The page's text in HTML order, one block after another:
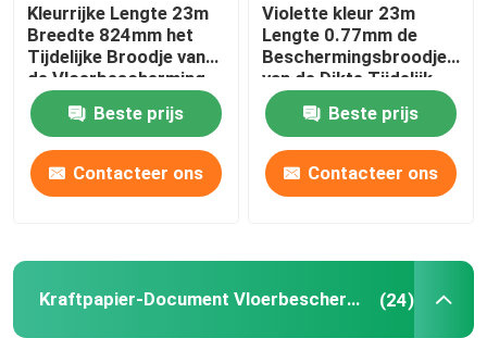
Kleurrijke Lengte 23m
Breedte 824mm het
Tijdelijke Broodje van
de Vloerbescherming
Beste prijs
Contacteer ons
Violette kleur 23m
Lengte 0.77mm de
Beschermingsbroodje
van de Dikte Tijdelijk
Vloer
Beste prijs
Contacteer ons
Kraftpapier-Document Vloerbescherming (24)